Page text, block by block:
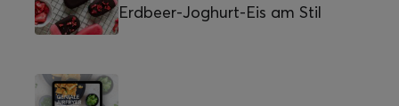
Erdbeer-Joghurt-Eis am Stil